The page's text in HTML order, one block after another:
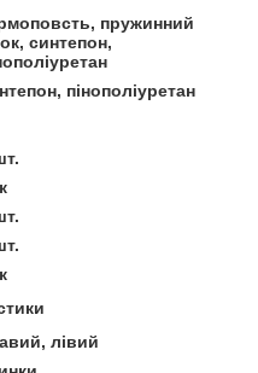
пружинний
синтепон,
пінополіуретан
лівий